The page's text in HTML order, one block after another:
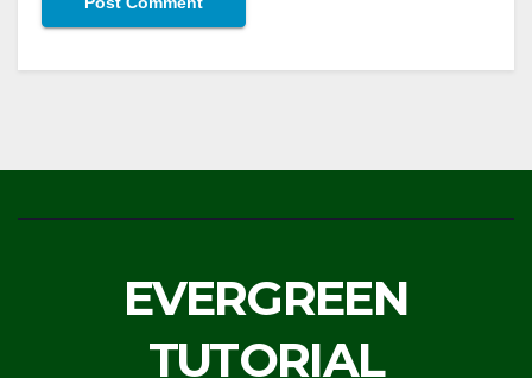
EVERGREEN
TUTORIAL